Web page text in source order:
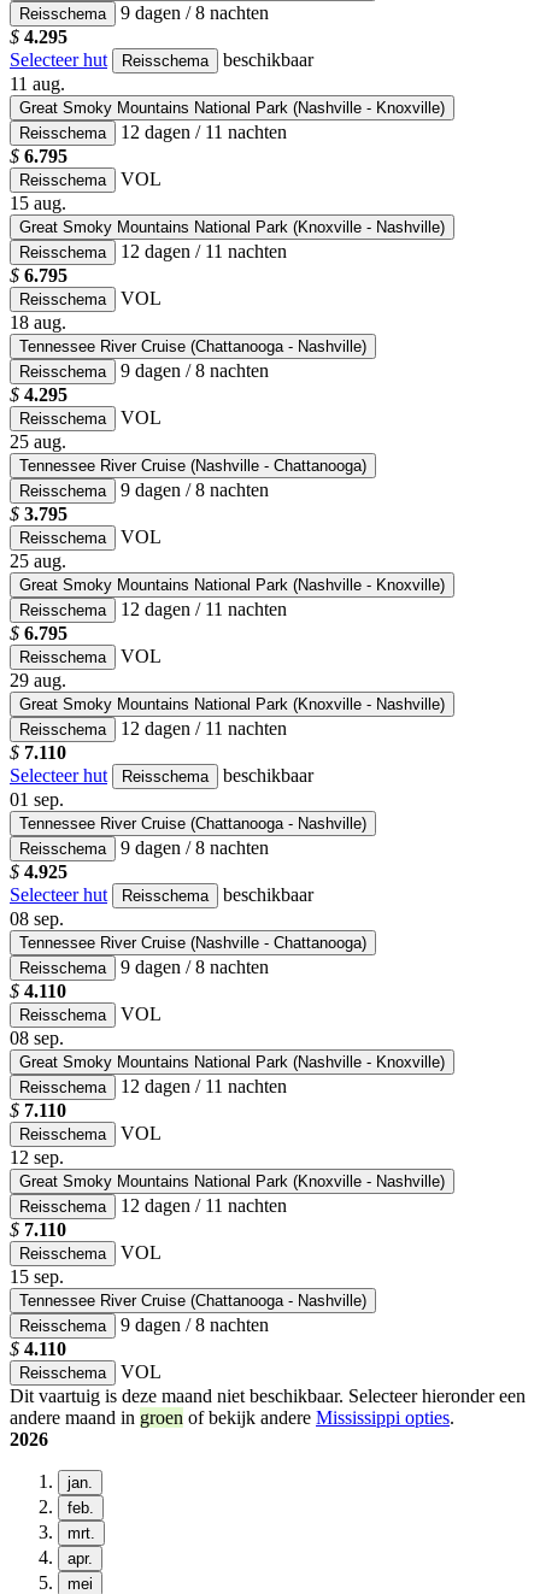
Reisschema
9 dagen / 8 nachten
$ 4.295
Selecteer hut
Reisschema
beschikbaar
11 aug.
Great Smoky Mountains National Park (Nashville - Knoxville)
Reisschema
12 dagen / 11 nachten
$ 6.795
Reisschema
VOL
15 aug.
Great Smoky Mountains National Park (Knoxville - Nashville)
Reisschema
12 dagen / 11 nachten
$ 6.795
Reisschema
VOL
18 aug.
Tennessee River Cruise (Chattanooga - Nashville)
Reisschema
9 dagen / 8 nachten
$ 4.295
Reisschema
VOL
25 aug.
Tennessee River Cruise (Nashville - Chattanooga)
Reisschema
9 dagen / 8 nachten
$ 3.795
Reisschema
VOL
25 aug.
Great Smoky Mountains National Park (Nashville - Knoxville)
Reisschema
12 dagen / 11 nachten
$ 6.795
Reisschema
VOL
29 aug.
Great Smoky Mountains National Park (Knoxville - Nashville)
Reisschema
12 dagen / 11 nachten
$ 7.110
Selecteer hut
Reisschema
beschikbaar
01 sep.
Tennessee River Cruise (Chattanooga - Nashville)
Reisschema
9 dagen / 8 nachten
$ 4.925
Selecteer hut
Reisschema
beschikbaar
08 sep.
Tennessee River Cruise (Nashville - Chattanooga)
Reisschema
9 dagen / 8 nachten
$ 4.110
Reisschema
VOL
08 sep.
Great Smoky Mountains National Park (Nashville - Knoxville)
Reisschema
12 dagen / 11 nachten
$ 7.110
Reisschema
VOL
12 sep.
Great Smoky Mountains National Park (Knoxville - Nashville)
Reisschema
12 dagen / 11 nachten
$ 7.110
Reisschema
VOL
15 sep.
Tennessee River Cruise (Chattanooga - Nashville)
Reisschema
9 dagen / 8 nachten
$ 4.110
Reisschema
VOL
Dit vaartuig is deze maand niet beschikbaar. Selecteer hieronder een
andere maand in groen of bekijk andere Mississippi opties.
2026
jan.
feb.
mrt.
apr.
mei